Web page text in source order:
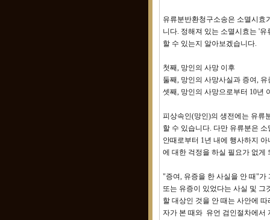
유류분반환청구소송은 소멸시효
니다. 정해져 있는 소멸시효는 '
할 수 있는지 알아보겠습니다.
첫째, 망인의 사망 이후
둘째, 망인의 사망사실과 증여,
셋째, 망인의 사망으로부터 10년
피상속인(망인)의 생전에는 유류
할 수 있습니다. 다만 유류분은
안때로부터 1년 내에 행사하지
에 대한 걱정을 하실 필요가 없게
"증여, 유증을 한 사실을 안 때"가
또는 유증이 있었다는 사실 및 그
할 대상인 것을 안 때는 사안에
자가 본 때와 유언 검인절차에서